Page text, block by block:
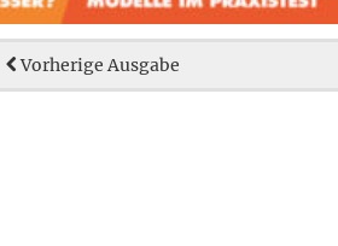
Vorherige Ausgabe